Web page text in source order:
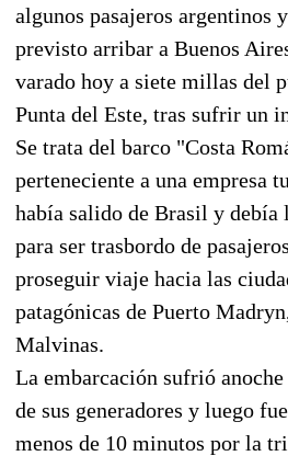
algunos pasajeros argentinos
previsto arribar a Buenos
varado hoy a siete millas del
Punta del Este, tras sufrir un
Se trata del barco "Costa
perteneciente a una empresa
había salido de Brasil y debía
para ser trasbordo de
proseguir viaje hacia las
patagónicas de Puerto
Malvinas.
La embarcación sufrió
de sus generadores y luego
menos de 10 minutos por la